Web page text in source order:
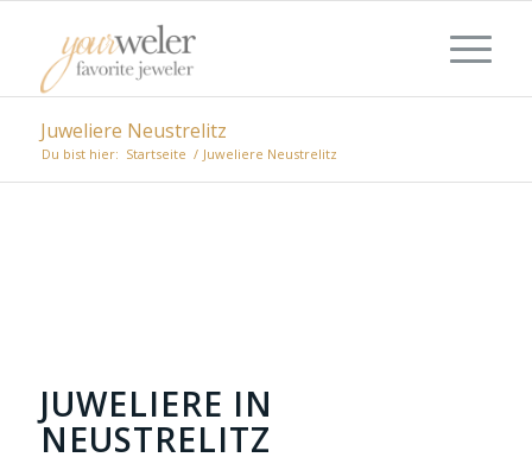
Juweliere Neustrelitz
Du bist hier: Startseite / Juweliere Neustrelitz
JUWELIERE IN
NEUSTRELITZ